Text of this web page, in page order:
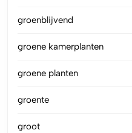
groenblijvend
groene kamerplanten
groene planten
groente
groot